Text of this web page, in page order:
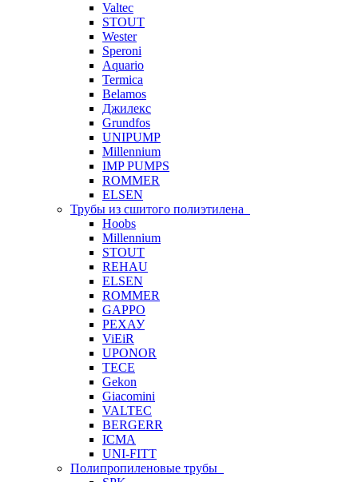
Valtec
STOUT
Wester
Speroni
Aquario
Termica
Belamos
Джилекс
Grundfos
UNIPUMP
Millennium
IMP PUMPS
ROMMER
ELSEN
Трубы из сшитого полиэтилена
Hoobs
Millennium
STOUT
REHAU
ELSEN
ROMMER
GAPPO
РЕХАУ
ViEiR
UPONOR
TECE
Gekon
Giacomini
VALTEC
BERGERR
ICMA
UNI-FITT
Полипропиленовые трубы